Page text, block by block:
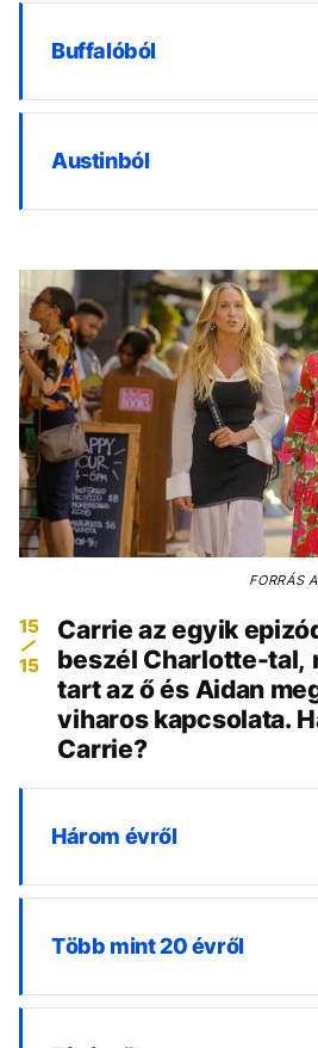
Buffalóból
Austinból
FORRÁS
15
15
Carrie az egyik
beszél Charlotte-tal,
tart az ő és Aidan
viharos kapcsolata.
Carrie?
Három évről
Több mint 20 évről